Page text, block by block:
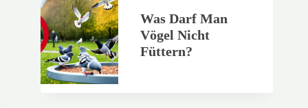
Was Darf Man
Vögel Nicht
Füttern?